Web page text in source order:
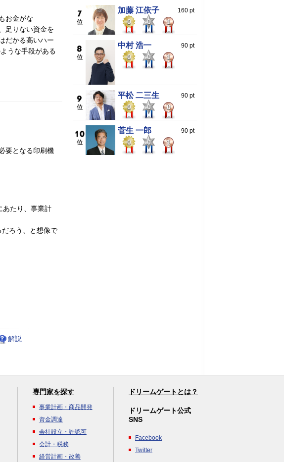
お金がな
足りない資金を
だかる高いハー
うな手段がある
要となる印刷機
あたり、事業計
ろう、と想像で
解説
加藤 江依子 160 pt
0 0 1
中村 浩一 90 pt
0 0 1
平松 二三生 90 pt
0 0 0
菅生 一郎 90 pt
0 0 1
専門家を探す
事業計画・商品開発
資金調達
会社設立・許認可
会計・税務
経営計画・改善
ドリームゲートとは？
ドリームゲート公式
SNS
Facebook
Twitter